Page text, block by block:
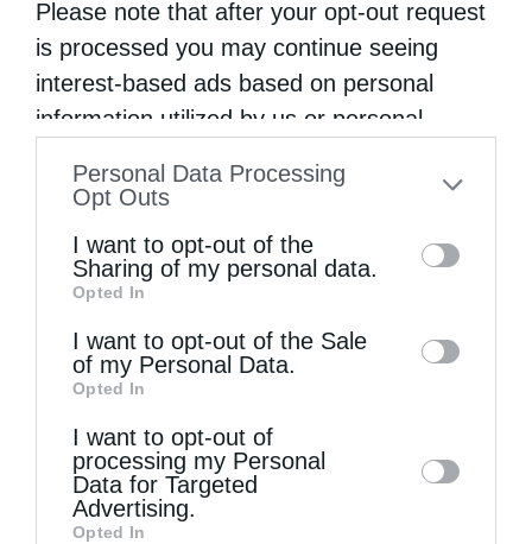
Please note that after your opt-out request
is processed you may continue seeing
interest-based ads based on personal
information utilized by us or personal
to your opt-out. You may separately opt-out
information by third parties on the IAB’s list
of downstream participants. This
information may also be disclosed by us to
third parties on theIAB’s List of
Downstream Participants
disclose it to other third parties.
Personal Data Processing
Opt Outs
I want to opt-out of the
Sharing of my personal data.
Opted In
I want to opt-out of the Sale
of my Personal Data.
Opted In
I want to opt-out of
processing my Personal
Data for Targeted
Advertising.
Opted In
Αλεξανδρουπόλεως στα Πριγκηπόνησα
Η Εορτή της Μεταμορφώσεως στη Σάμο